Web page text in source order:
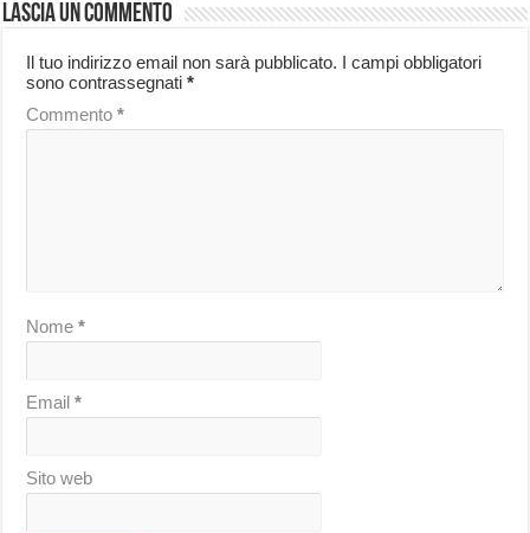
Lascia un commento
Il tuo indirizzo email non sarà pubblicato. I campi obbligatori
sono contrassegnati*
Commento*
Nome*
Email*
Sito web